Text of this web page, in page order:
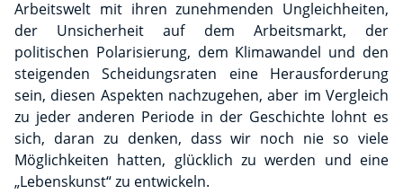
Arbeitswelt mit ihren zunehmenden Ungleichheiten,
der Unsicherheit auf dem Arbeitsmarkt, der
politischen Polarisierung, dem Klimawandel und den
steigenden Scheidungsraten eine Herausforderung
sein, diesen Aspekten nachzugehen, aber im Vergleich
zu jeder anderen Periode in der Geschichte lohnt es
sich, daran zu denken, dass wir noch nie so viele
Möglichkeiten hatten, glücklich zu werden und eine
„Lebenskunst“ zu entwickeln.